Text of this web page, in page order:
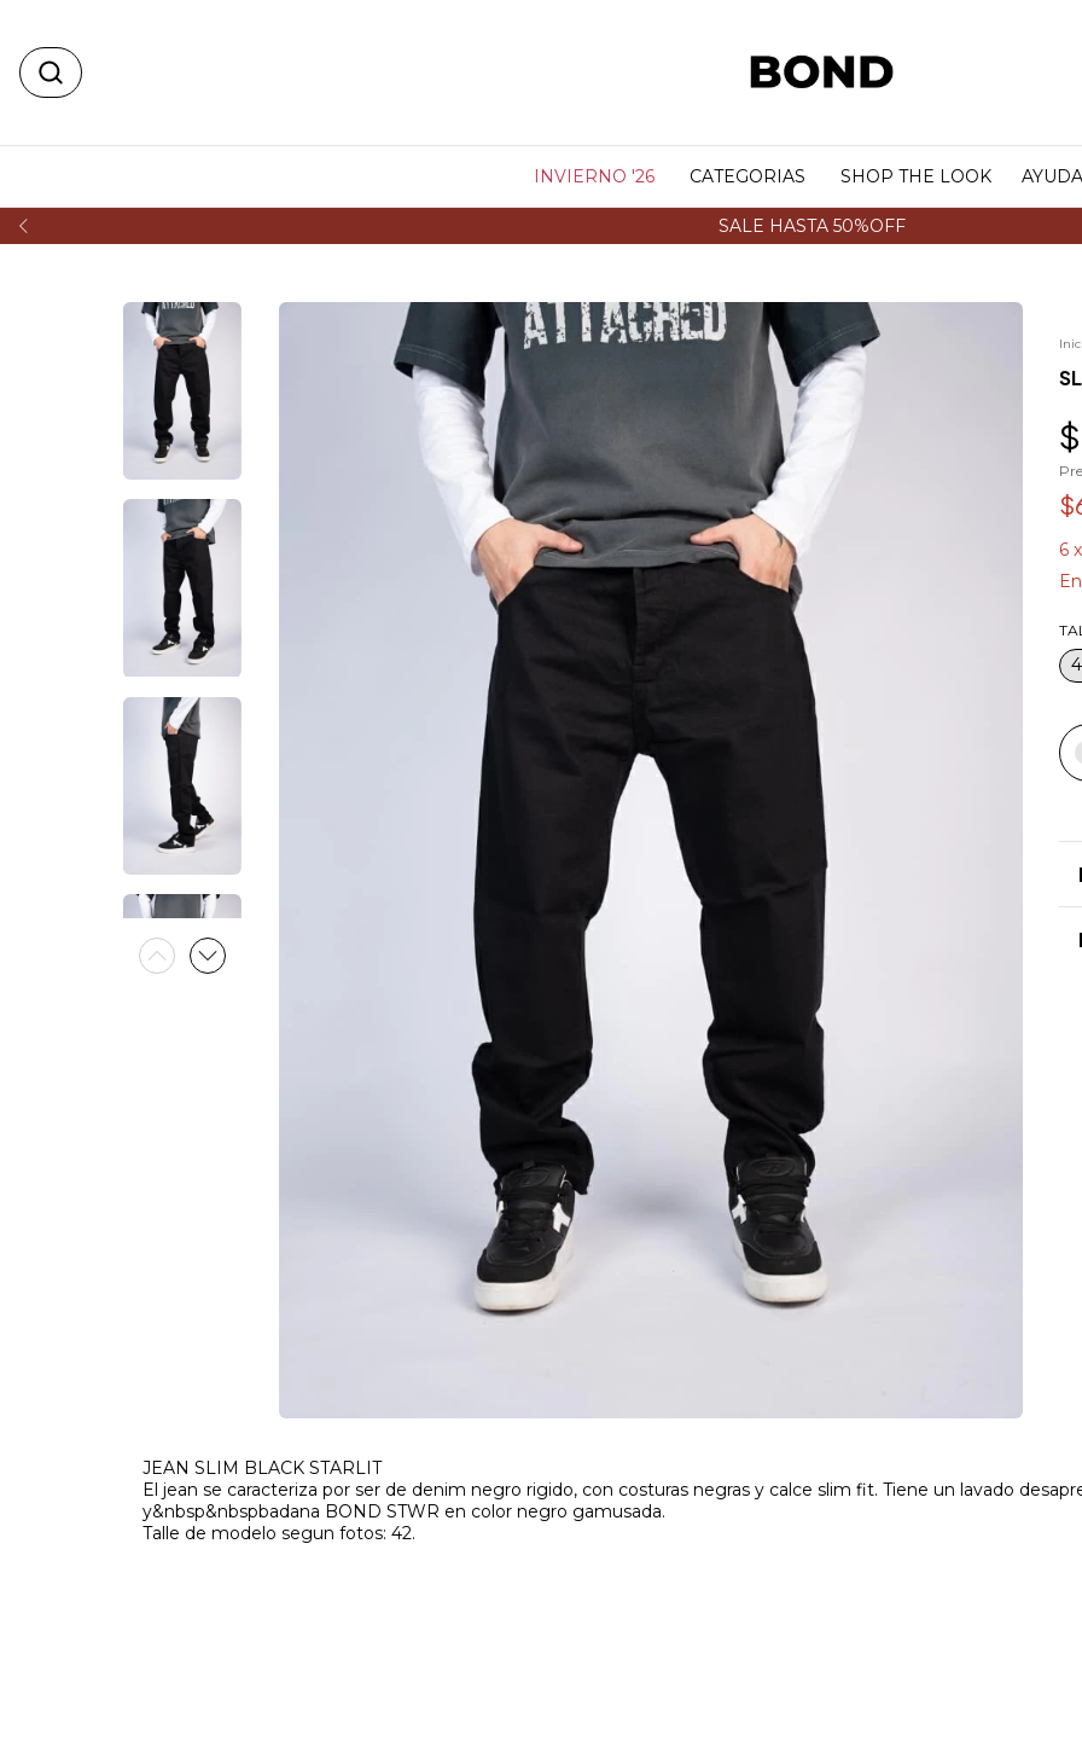
SALE HASTA 50%OFF
INVIERNO '26 CATEGORIAS SHOP THE LOOK AYUDA
6
JEAN SLIM BLACK STARLIT
El jean se caracteriza por ser de denim negro rigido, con costuras negras y calce slim fit. Tiene un lavado
y&nbsp&nbspbadana BOND STWR en color negro gamusada.
Talle de modelo segun fotos: 42.